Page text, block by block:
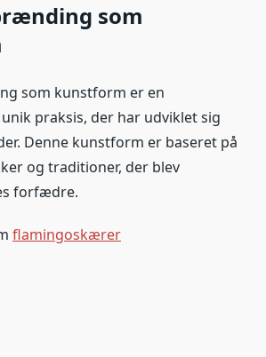
som
som kunstform er en
praksis, der har udviklet sig
Denne kunstform er baseret på
og traditioner, der blev
forfædre.
flamingoskærer